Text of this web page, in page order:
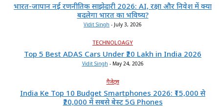
भारत-जापान नई रणनीतिक साझेदारी 2026: AI, रक्षा और निवेश में क्या
बदलेगा भारत का भविष्य?
Vidit Singh - July 3, 2026
TECHNOLOAGY
Top 5 Best ADAS Cars Under ₹20 Lakh in India 2026
Vidit Singh - May 24, 2026
गैजेट्स
India Ke Top 10 Budget Smartphones 2026: ₹15,000 से
₹20,000 में सबसे बेस्ट 5G Phones